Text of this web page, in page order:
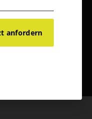
anfordern